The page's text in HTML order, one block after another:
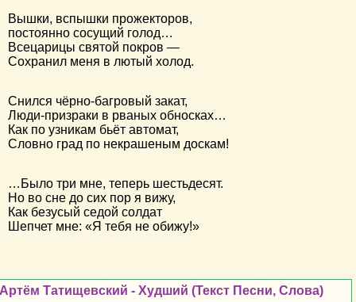
Вышки, вспышки прожекторов,
постоянно сосущий голод…
Всецарицы святой покров —
Сохранил меня в лютый холод.
Снился чёрно-багровый закат,
Люди-призраки в рваных обносках…
Как по узникам бьёт автомат,
Словно град по некрашеным доскам!
…Было три мне, теперь шестьдесят.
Но во сне до сих пор я вижу,
Как безусый седой солдат
Шепчет мне: «Я тебя не обижу!»
Артём Татищевский - Худший (Текст Песни, Слова)